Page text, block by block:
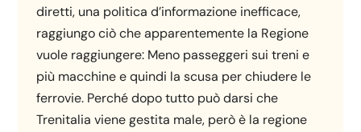
diretti, una politica d’informazione inefficace,
raggiungo ciò che apparentemente la Regione
vuole raggiungere: Meno passeggeri sui treni e
più macchine e quindi la scusa per chiudere le
ferrovie. Perché dopo tutto può darsi che
Trenitalia viene gestita male, però è la regione